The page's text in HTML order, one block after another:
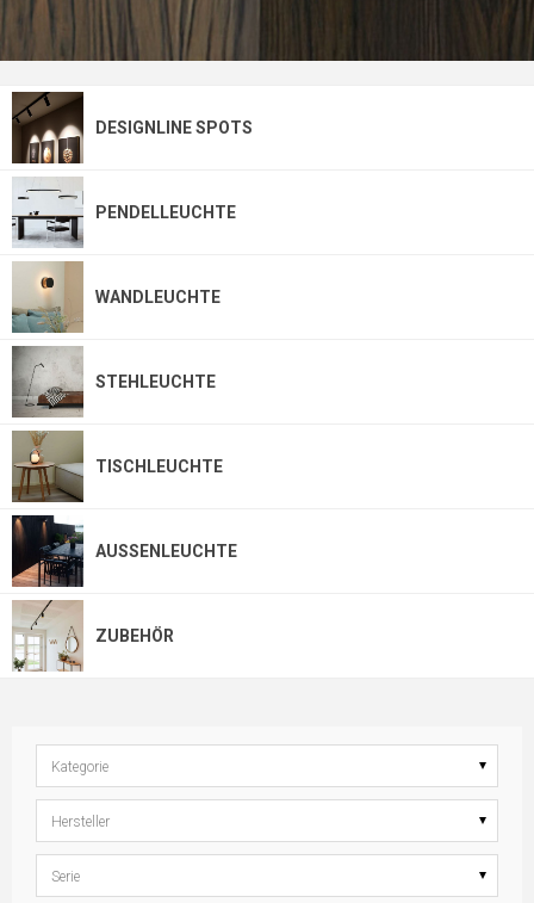
DESIGNLINE SPOTS
PENDELLEUCHTE
WANDLEUCHTE
STEHLEUCHTE
TISCHLEUCHTE
AUSSENLEUCHTE
ZUBEHÖR
Kategorie
Hersteller
Serie